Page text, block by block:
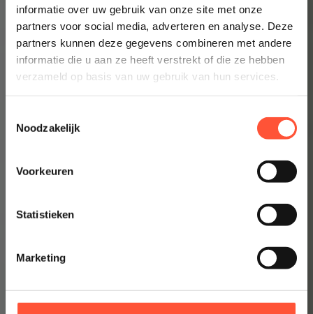
informatie over uw gebruik van onze site met onze
partners voor social media, adverteren en analyse. Deze
partners kunnen deze gegevens combineren met andere
informatie die u aan ze heeft verstrekt of die ze hebben
verzameld op basis van uw gebruik van hun services.
Noodzakelijk
Voorkeuren
Statistieken
Marketing
👉 Inzicht in enkele minuten